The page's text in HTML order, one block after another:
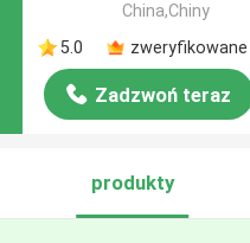
China,Chiny
5.0
Zadzwoń teraz
produkty